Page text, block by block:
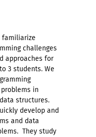
familiarize
challenges
approaches for
3 students. We
in
structures.
develop and
and data
They study